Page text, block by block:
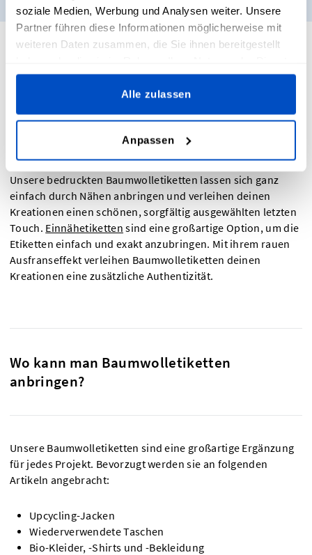
soziale Medien, Werbung und Analysen weiter. Unsere
Partner führen diese Informationen möglicherweise mit
weiteren Daten zusammen, die Sie ihnen bereitgestellt
gesammelt haben.
Alle zulassen
Anpassen
Baumwolletiketten zum Einnähen: Für
einen cleanen Look
Unsere bedruckten Baumwolletiketten lassen sich ganz
einfach durch Nähen anbringen und verleihen deinen
Kreationen einen schönen, sorgfältig ausgewählten letzten
Touch. Einnähetiketten sind eine großartige Option, um die
Etiketten einfach und exakt anzubringen. Mit ihrem rauen
Ausfranseffekt verleihen Baumwolletiketten deinen
Kreationen eine zusätzliche Authentizität.
Wo kann man Baumwolletiketten
anbringen?
Unsere Baumwolletiketten sind eine großartige Ergänzung
für jedes Projekt. Bevorzugt werden sie an folgenden
Artikeln angebracht:
Upcycling-Jacken
Wiederverwendete Taschen
Bio-Kleider, -Shirts und -Bekleidung